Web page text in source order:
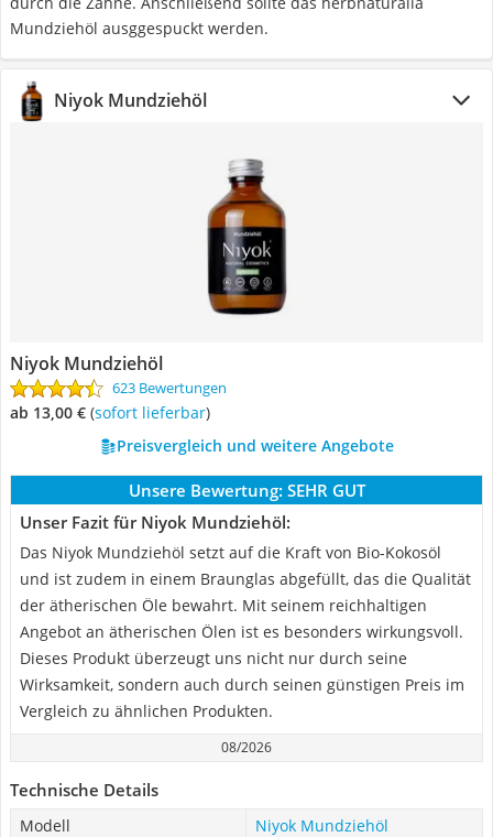
Mundziehöl ausggespuckt werden.
Niyok Mundziehöl
Niyok Mundziehöl
623 Bewertungen
ab 13,00 € ( Sofort lieferbar)
Preisvergleich und weitere Angebote
Unsere Bewertung: SEHR GUT
Unser Fazit für Niyok Mundziehöl:
Das Niyok Mundziehöl setzt auf die Kraft von Bio-Kokosöl
und ist zudem in einem Braunglas abgefüllt, das die Qualität
der ätherischen Öle bewahrt. Mit seinem reichhaltigen
Angebot an ätherischen Ölen ist es besonders wirkungsvoll.
Dieses Produkt überzeugt uns nicht nur durch seine
Wirksamkeit, sondern auch durch seinen günstigen Preis im
Vergleich zu ähnlichen Produkten.
08/2026
Technische Details
Modell
Niyok Mundziehöl